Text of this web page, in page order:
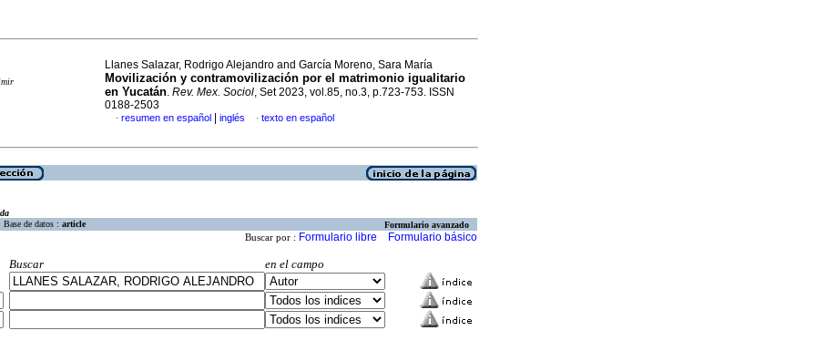
Llanes Salazar, Rodrigo Alejandro and García Moreno, Sara María
Movilización y contramovilización por el matrimonio igualitario
en Yucatán. Rev. Mex. Sociol, Set 2023, vol.85, no.3, p.723-753. ISSN
0188-2503
· resumen en español inglés · texto en español
Base de datos : article Formulario avanzado
Buscar por : Formulario libre Formulario básico
Buscar
en el campo